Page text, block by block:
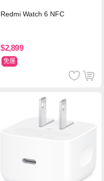
Redmi Watch 6 NFC
$2,899
免運